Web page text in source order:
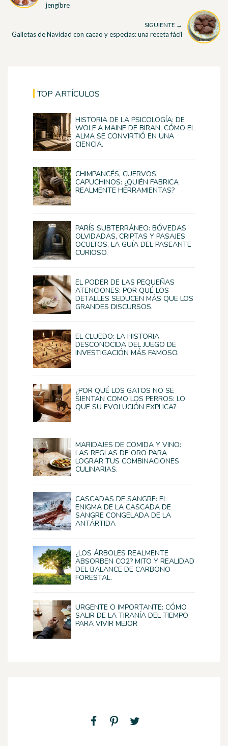
jengibre
SIGUIENTE →
Galletas de Navidad con cacao y especias: una receta fácil
TOP ARTÍCULOS
HISTORIA DE LA PSICOLOGÍA: DE
WOLF A MAINE DE BIRAN, CÓMO EL
ALMA SE CONVIRTIÓ EN UNA
CIENCIA.
CHIMPANCÉS, CUERVOS,
CAPUCHINOS: ¿QUIÉN FABRICA
REALMENTE HERRAMIENTAS?
PARÍS SUBTERRÁNEO: BÓVEDAS
OLVIDADAS, CRIPTAS Y PASAJES
OCULTOS, LA GUÍA DEL PASEANTE
CURIOSO.
EL PODER DE LAS PEQUEÑAS
ATENCIONES: POR QUÉ LOS
DETALLES SEDUCEN MÁS QUE LOS
GRANDES DISCURSOS.
EL CLUEDO: LA HISTORIA
DESCONOCIDA DEL JUEGO DE
INVESTIGACIÓN MÁS FAMOSO.
¿POR QUÉ LOS GATOS NO SE
SIENTAN COMO LOS PERROS: LO
QUE SU EVOLUCIÓN EXPLICA?
MARIDAJES DE COMIDA Y VINO:
LAS REGLAS DE ORO PARA
LOGRAR TUS COMBINACIONES
CULINARIAS.
CASCADAS DE SANGRE: EL
ENIGMA DE LA CASCADA DE
SANGRE CONGELADA DE LA
ANTÁRTIDA
¿LOS ÁRBOLES REALMENTE
ABSORBEN CO2? MITO Y REALIDAD
DEL BALANCE DE CARBONO
FORESTAL.
URGENTE O IMPORTANTE: CÓMO
SALIR DE LA TIRANÍA DEL TIEMPO
PARA VIVIR MEJOR